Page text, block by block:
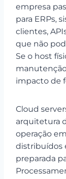
empresa
para ERPs,
clientes,
que não
Se o host
impacto de
Cloud
arquitetura
operação
distribuídos
preparada